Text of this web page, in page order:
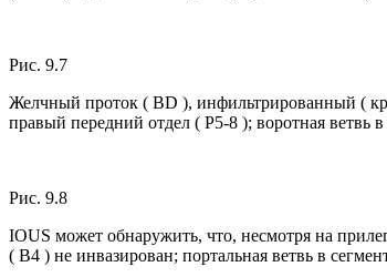
Рис. 9.7
Желчный проток ( BD ), инфильтрированный (
правый передний отдел ( Р5-8 ); воротная ветвь
Рис. 9.8
IOUS может обнаружить, что, несмотря на
( B4 ) не инвазирован; портальная ветвь в